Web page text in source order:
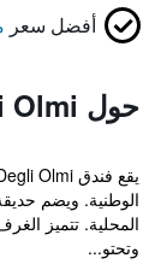
أفضل سعر
حول Hotel Degli Olmi
الوطنية. ويضم
المحلية. تتميز
وتحتو...